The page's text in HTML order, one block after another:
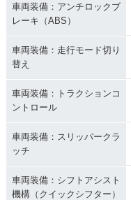
車両装備：アンチロックブ
レーキ（ABS）
車両装備：走行モード切り
替え
車両装備：トラクションコ
ントロール
車両装備：スリッパークラ
ッチ
車両装備：シフトアシスト
機構（クイックシフター）